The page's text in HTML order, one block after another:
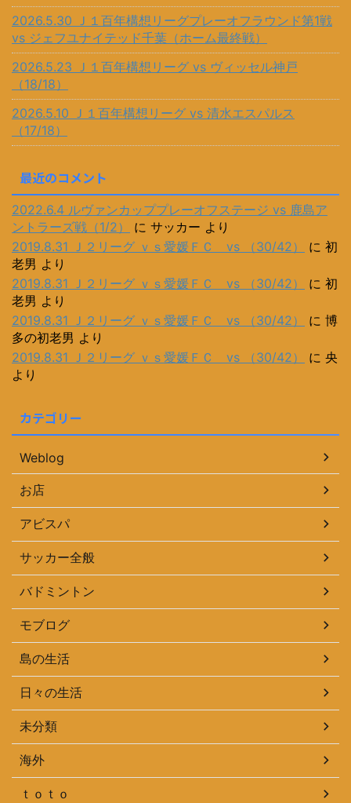
2026.5.30 Ｊ１百年構想リーグプレーオフラウンド第1戦
vs ジェフユナイテッド千葉（ホーム最終戦）
2026.5.23 Ｊ１百年構想リーグ vs ヴィッセル神戸
（18/18）
2026.5.10 Ｊ１百年構想リーグ vs 清水エスパルス
（17/18）
最近のコメント
2022.6.4 ルヴァンカッププレーオフステージ vs 鹿島ア
ントラーズ戦（1/2）
に サッカー より
2019.8.31 Ｊ２リーグ ｖｓ愛媛ＦＣ vs （30/42）
に 初
老男 より
2019.8.31 Ｊ２リーグ ｖｓ愛媛ＦＣ vs （30/42）
に 初
老男 より
2019.8.31 Ｊ２リーグ ｖｓ愛媛ＦＣ vs （30/42）
に 博
多の初老男 より
2019.8.31 Ｊ２リーグ ｖｓ愛媛ＦＣ vs （30/42）
に 央
より
カテゴリー
Weblog
お店
アビスパ
サッカー全般
バドミントン
モブログ
島の生活
日々の生活
未分類
海外
ｔｏｔｏ